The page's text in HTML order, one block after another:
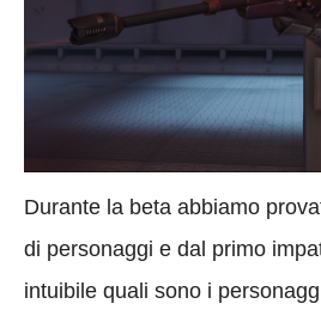
Durante la beta abbiamo
di personaggi e dal primo
intuibile quali sono i